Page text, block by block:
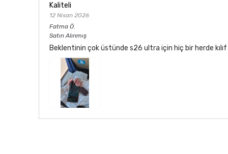
Kaliteli
12 Nisan 2026
Fatma Ö.
Satın Alınmış
Beklentinin çok üstünde s26 ultra için hiç bir herde